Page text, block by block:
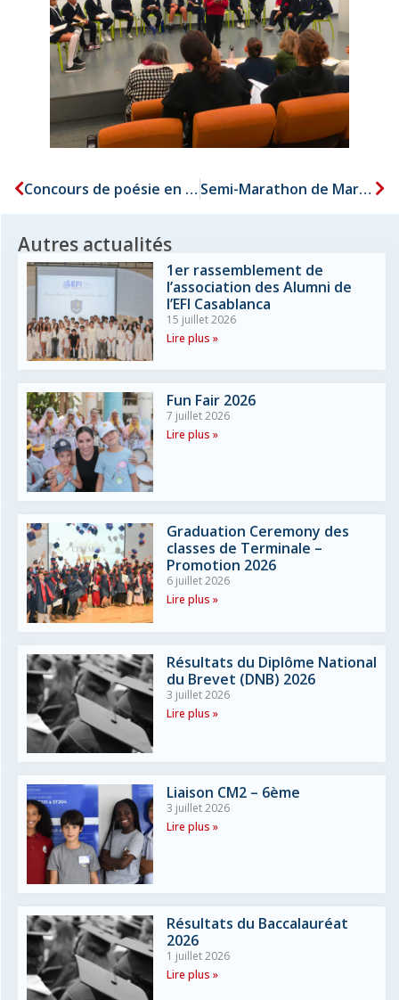
Concours de poésie en langue Arabe Semi-Marathon de Marrakech
Autres actualités
1er rassemblement de
l’association des Alumni de
l’EFI Casablanca
15 juillet 2026
Lire plus »
Fun Fair 2026
7 juillet 2026
Lire plus »
Graduation Ceremony des
classes de Terminale –
Promotion 2026
6 juillet 2026
Lire plus »
Résultats du Diplôme National
du Brevet (DNB) 2026
3 juillet 2026
Lire plus »
Liaison CM2 – 6ème
3 juillet 2026
Lire plus »
Résultats du Baccalauréat
2026
1 juillet 2026
Lire plus »